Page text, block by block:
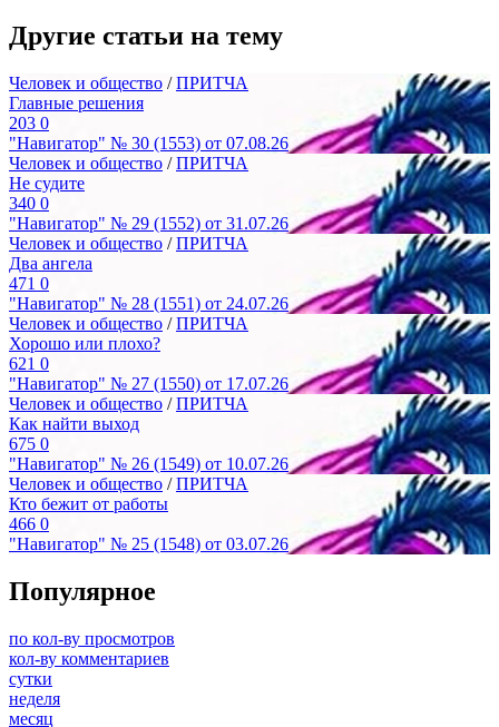
Другие статьи на тему
Человек и общество /ПРИТЧА
Главные решения
203 0
"Навигатор" № 30 (1553) от 07.08.26
Человек и общество /ПРИТЧА
Не судите
340 0
"Навигатор" № 29 (1552) от 31.07.26
Человек и общество /ПРИТЧА
Два ангела
471 0
"Навигатор" № 28 (1551) от 24.07.26
Человек и общество /ПРИТЧА
Хорошо или плохо?
621 0
"Навигатор" № 27 (1550) от 17.07.26
Человек и общество /ПРИТЧА
Как найти выход
675 0
"Навигатор" № 26 (1549) от 10.07.26
Человек и общество /ПРИТЧА
Кто бежит от работы
466 0
"Навигатор" № 25 (1548) от 03.07.26
Популярное
по кол-ву просмотров
кол-ву комментариев
сутки
неделя
месяц